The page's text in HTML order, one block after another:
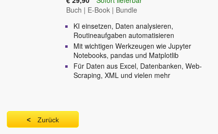
Buch | E-Book | Bundle
KI einsetzen, Daten analysieren,
Routineaufgaben automatisieren
Mit wichtigen Werkzeugen wie Jupyter
Notebooks, pandas und Matplotlib
Für Daten aus Excel, Datenbanken, Web-
Scraping, XML und vielen mehr
Zurück